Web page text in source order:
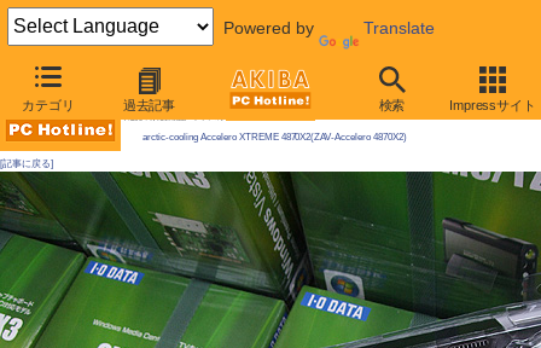
Powered by Translate
カテゴリ 過去記事 検索 Impressサイト
AKIBA PC Hotline! 2009年7月11日号
arctic-cooling Accelero XTREME 4870X2(ZAV-Accelero 4870X2)
[記事に戻る]